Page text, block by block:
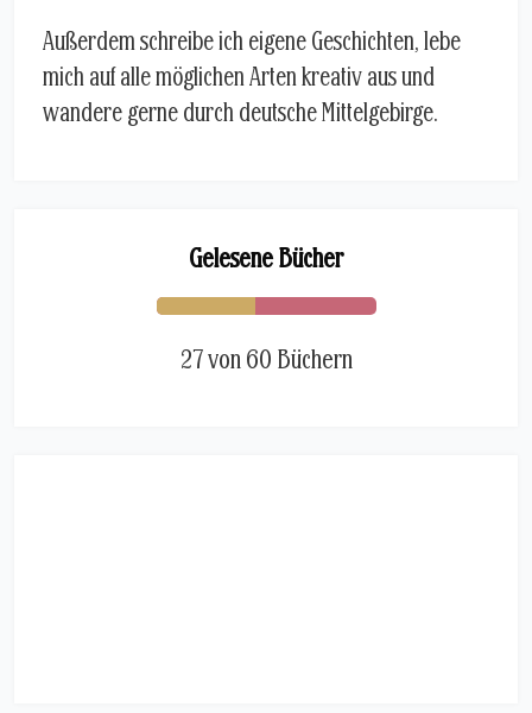
Außerdem schreibe ich eigene Geschichten, lebe
mich auf alle möglichen Arten kreativ aus und
wandere gerne durch deutsche Mittelgebirge.
Gelesene Bücher
27 von 60 Büchern